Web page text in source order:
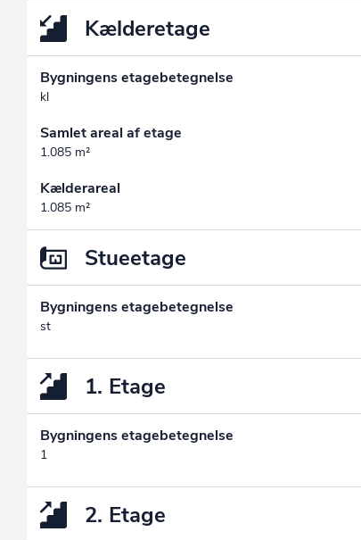
Kælderetage
Bygningens etagebetegnelse
kl
Samlet areal af etage
1.085 m²
Kælderareal
1.085 m²
Stueetage
Bygningens etagebetegnelse
st
1. Etage
Bygningens etagebetegnelse
1
2. Etage